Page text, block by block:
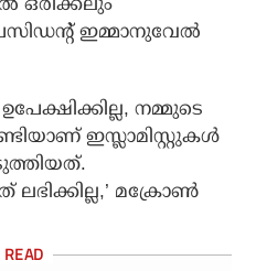
ഇമ്മാനുവേല്‍
നമ്മുടെ
ഇസ്ലാമിസ്റ്റുകള്‍
മക്രോണ്‍